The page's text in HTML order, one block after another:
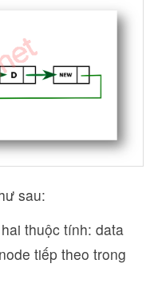
sau:
thuộc tính: data
tiếp theo trong